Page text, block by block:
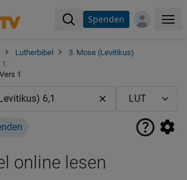
Spenden
Lutherbibel
3. Mose (Levitikus)
1
online lesen